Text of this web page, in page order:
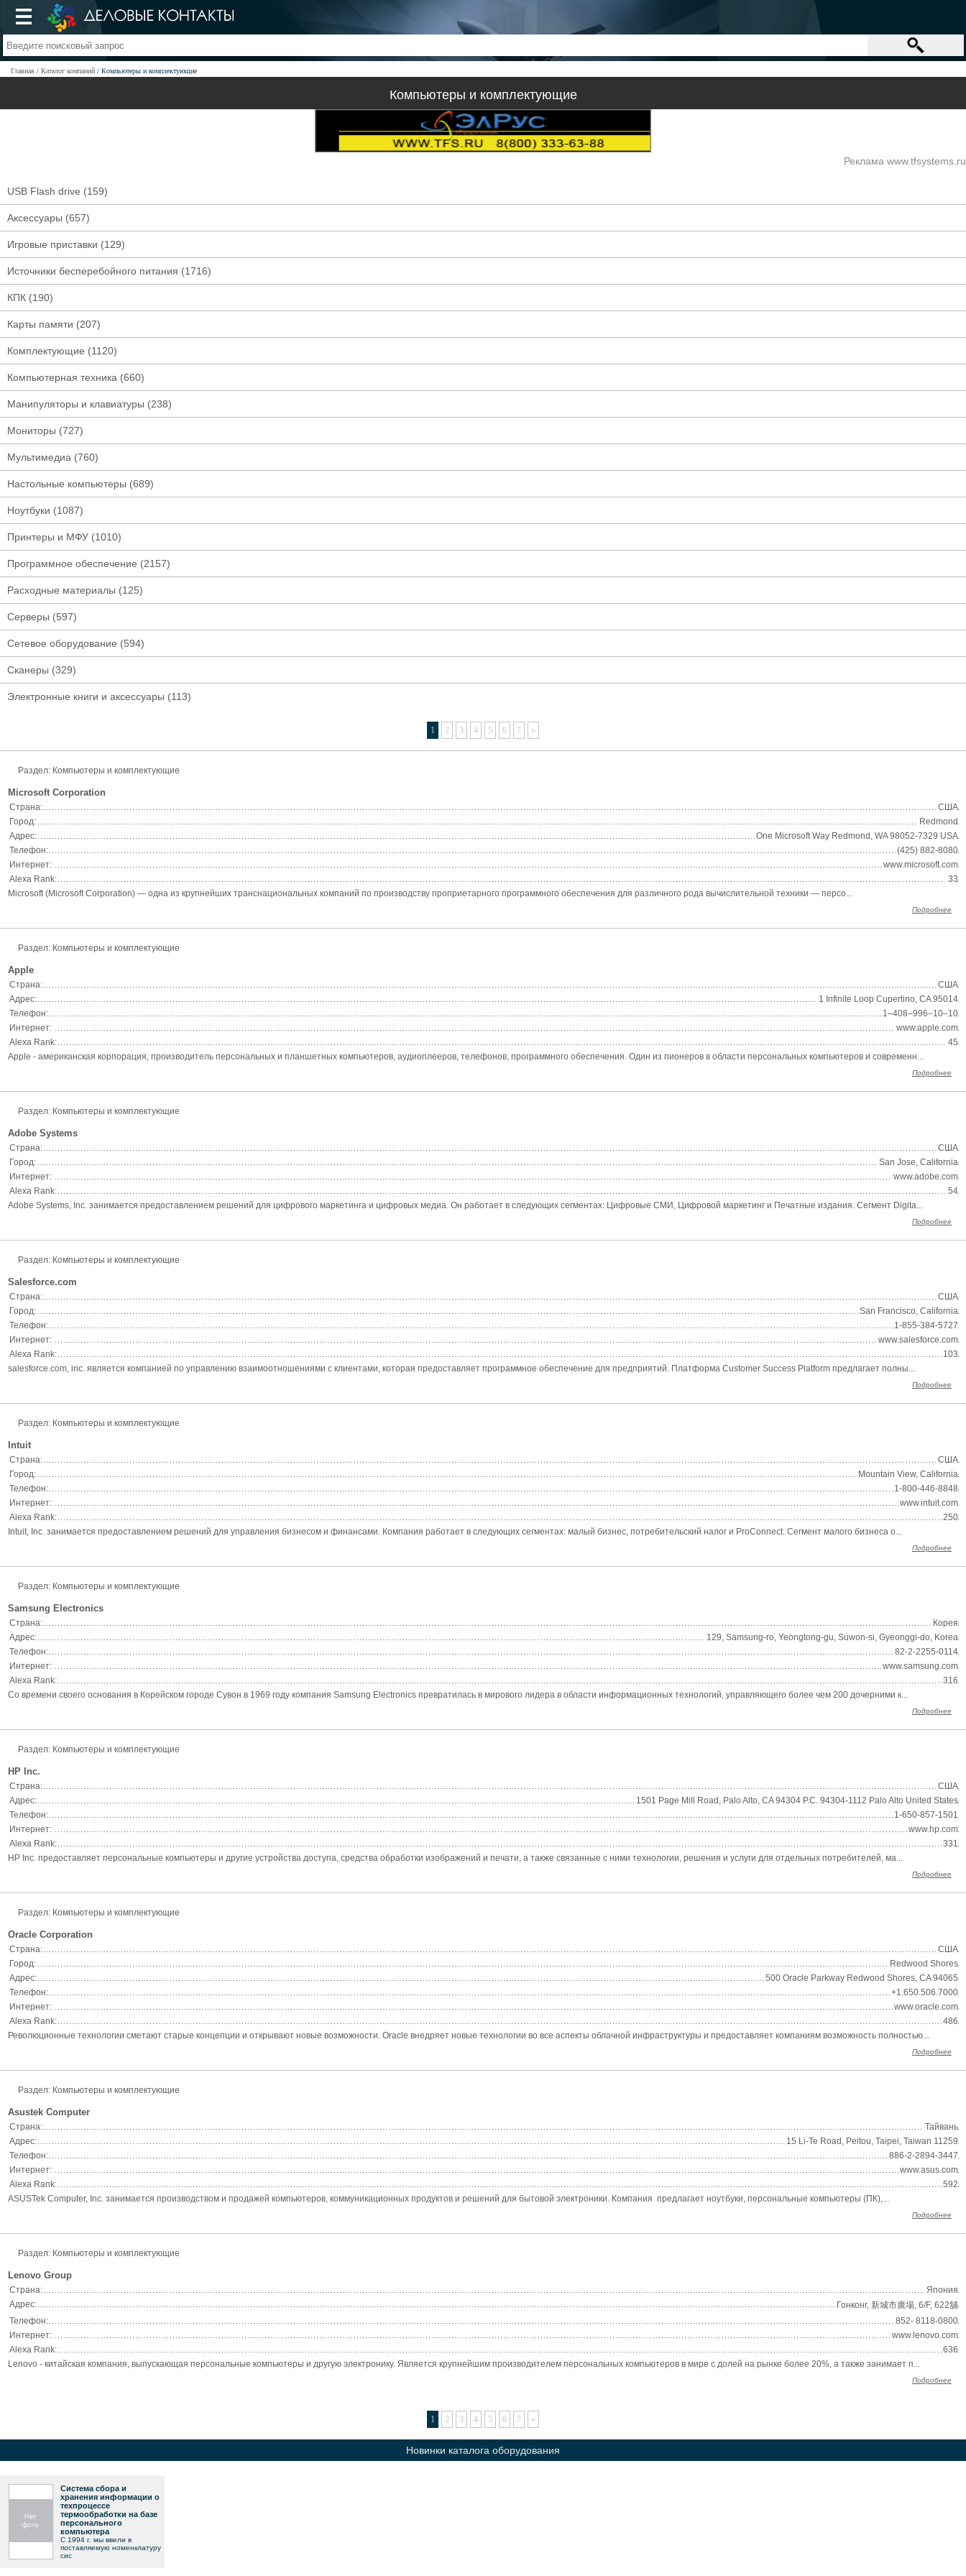
Главная Каталог компаний Компьютеры и комплектующие
Компьютеры и комплектующие
Реклама www.tfsystems.ru
USB Flash drive (159)
Аксессуары (657)
Игровые приставки (129)
Источники бесперебойного питания (1716)
КПК (190)
Карты памяти (207)
Комплектующие (1120)
Компьютерная техника (660)
Манипуляторы и клавиатуры (238)
Мониторы (727)
Мультимедиа (760)
Настольные компьютеры (689)
Ноутбуки (1087)
Принтеры и МФУ (1010)
Программное обеспечение (2157)
Расходные материалы (125)
Серверы (597)
Сетевое оборудование (594)
Сканеры (329)
Электронные книги и аксессуары (113)
1 2 3 4 5 6 7 »
Раздел: Компьютеры и комплектующие
Microsoft Corporation
Страна:
США
Город:
Redmond
Адрес:
One Microsoft Way Redmond, WA 98052-7329 USA
Телефон:
(425) 882-8080
Интернет:
www.microsoft.com
Alexa Rank:
33
Microsoft (Microsoft Corporation) — одна из крупнейших транснациональных компаний по производству проприетарного программного обеспечения для различного рода вычислительной техники — персо...
Подробнее
Раздел: Компьютеры и комплектующие
Apple
Страна:
США
Адрес:
1 Infinite Loop Cupertino, CA 95014
Телефон:
1–408–996–10–10
Интернет:
www.apple.com
Alexa Rank:
45
Apple - американская корпорация, производитель персональных и планшетных компьютеров, аудиоплееров, телефонов, программного обеспечения. Один из пионеров в области персональных компьютеров и современн...
Подробнее
Раздел: Компьютеры и комплектующие
Adobe Systems
Страна:
США
Город:
San Jose, California
Интернет:
www.adobe.com
Alexa Rank:
54
Adobe Systems, Inc. занимается предоставлением решений для цифрового маркетинга и цифровых медиа. Он работает в следующих сегментах: Цифровые СМИ, Цифровой маркетинг и Печатные издания. Сегмент Digita...
Подробнее
Раздел: Компьютеры и комплектующие
Salesforce.com
Страна:
США
Город:
San Francisco, California
Телефон:
1-855-384-5727
Интернет:
www.salesforce.com
Alexa Rank:
103
salesforce.com, inc. является компанией по управлению взаимоотношениями с клиентами, которая предоставляет программное обеспечение для предприятий. Платформа Customer Success Platform предлагает полны...
Подробнее
Раздел: Компьютеры и комплектующие
Intuit
Страна:
США
Город:
Mountain View, California
Телефон:
1-800-446-8848
Интернет:
www.intuit.com
Alexa Rank:
250
Intuit, Inc. занимается предоставлением решений для управления бизнесом и финансами. Компания работает в следующих сегментах: малый бизнес, потребительский налог и ProConnect. Сегмент малого бизнеса о...
Подробнее
Раздел: Компьютеры и комплектующие
Samsung Electronics
Страна:
Корея
Адрес:
129, Samsung-ro, Yeongtong-gu, Suwon-si, Gyeonggi-do, Korea
Телефон:
82-2-2255-0114
Интернет:
www.samsung.com
Alexa Rank:
316
Со времени своего основания в Корейском городе Сувон в 1969 году компания Samsung Electronics превратилась в мирового лидера в области информационных технологий, управляющего более чем 200 дочерними к...
Подробнее
Раздел: Компьютеры и комплектующие
HP Inc.
Страна:
США
Адрес:
1501 Page Mill Road, Palo Alto, CA 94304 P.C. 94304-1112 Palo Alto United States
Телефон:
1-650-857-1501
Интернет:
www.hp.com
Alexa Rank:
331
HP Inc. предоставляет персональные компьютеры и другие устройства доступа, средства обработки изображений и печати, а также связанные с ними технологии, решения и услуги для отдельных потребителей, ма...
Подробнее
Раздел: Компьютеры и комплектующие
Oracle Corporation
Страна:
США
Город:
Redwood Shores
Адрес:
500 Oracle Parkway Redwood Shores, CA 94065
Телефон:
+1.650.506.7000
Интернет:
www.oracle.com
Alexa Rank:
486
Революционные технологии сметают старые концепции и открывают новые возможности. Oracle внедряет новые технологии во все аспекты облачной инфраструктуры и предоставляет компаниям возможность полностью...
Подробнее
Раздел: Компьютеры и комплектующие
Asustek Computer
Страна:
Тайвань
Адрес:
15 Li-Te Road, Peitou, Taipei, Taiwan 11259
Телефон:
886-2-2894-3447
Интернет:
www.asus.com
Alexa Rank:
592
ASUSTek Computer, Inc. занимается производством и продажей компьютеров, коммуникационных продуктов и решений для бытовой электроники. Компания предлагает ноутбуки, персональные компьютеры (ПК),...
Подробнее
Раздел: Компьютеры и комплектующие
Lenovo Group
Страна:
Япония
Адрес:
Гонконг, 新城市廣場, 6/F, 622舖
Телефон:
852- 8118-0800
Интернет:
www.lenovo.com
Alexa Rank:
636
Lenovo - китайская компания, выпускающая персональные компьютеры и другую электронику. Является крупнейшим производителем персональных компьютеров в мире с долей на рынке более 20%, а также занимает п...
Подробнее
1 2 3 4 5 6 7 »
Новинки каталога оборудования
Система сбора и
хранения информации о
техпроцессе
термообработки на базе
персонального
компьютера
С 1994 г. мы ввели в
поставляемую номенклатуру
сис